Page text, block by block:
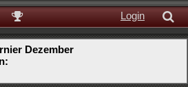
Login
Dezember